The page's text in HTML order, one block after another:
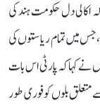
اکالی دل حکومت ہند کی
جس میں تمام ریاستوں کی
ہے۔ انہوں نے کہا کہ پارٹی اس بات
بلوں کو فوری طور